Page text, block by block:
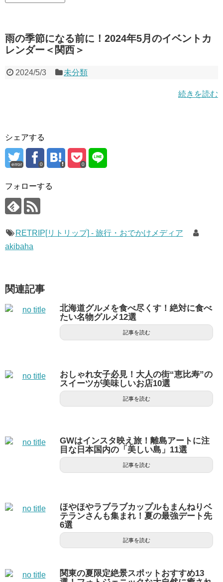
雨の季節になる前に！2024年5月のイベントカ
レンダー＜関西＞
2024/5/3 未分類
続きを読む
シェアする
error 0 0
フォローする
RETRIP[リトリップ] - 旅行・おでかけメディア
akibaha
関連記事
北海道グルメを食べ尽くす！絶対に食べ
たい名物グルメ12選
記事を読む
おしゃれ女子必見！大人の街“恵比寿”の
スイーツが美味しいお店10選
記事を読む
GWはインスタ映え旅！離島アートに注
目な日本国内の「美しい島」11選
記事を読む
ほやほやラブラブカップルもまんねりベ
テランさんも集まれ！夏の最強デート先
6選
記事を読む
関東の夏限定絶景スポットおすすめ13